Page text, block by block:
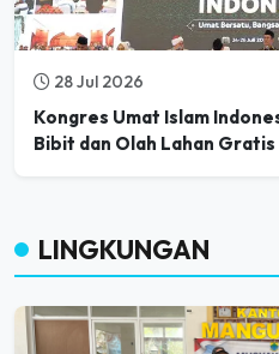
28 Jul 2026
Kongres Umat Islam
Bibit dan Olah Lahan
LINGKUNGAN